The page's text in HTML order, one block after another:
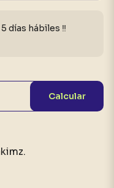
días hábiles ‼️
Calcular